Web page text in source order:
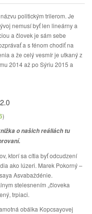
politickým trilerom. Je
nemusí byť len lineárny a
a človek je sám sebe
a s fénom chodiť na
a že celý vesmír je utkaný z
2014 až po Sýriu 2015 a
)
o našich reáliách tu
ktorí sa cítia byť odcudzení
ako lúzeri. Marek Pokorný –
Asvabaždénie.
stelesnením „človeka
trpiaci.
obálka Kopcsayovej